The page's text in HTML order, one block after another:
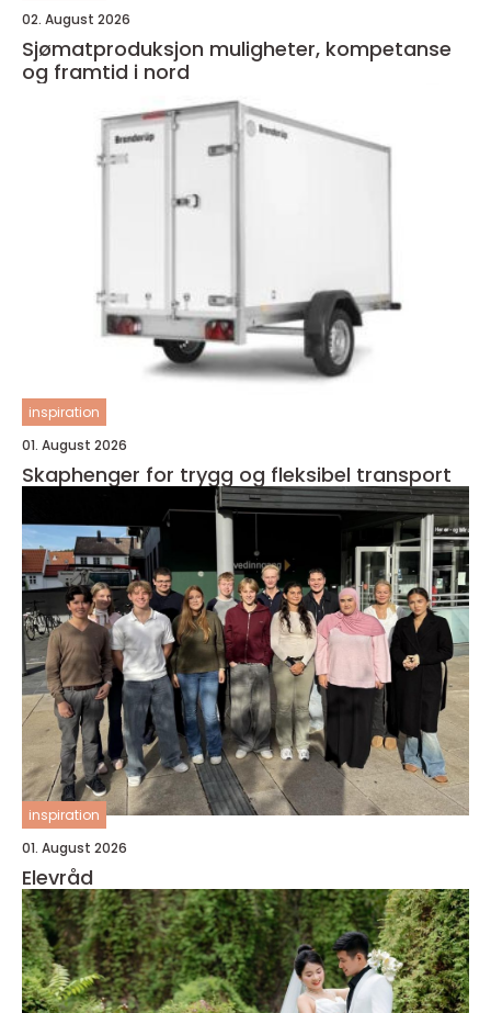
02. August 2026
Sjømatproduksjon muligheter, kompetanse
og framtid i nord
inspiration
01. August 2026
Skaphenger for trygg og fleksibel transport
inspiration
01. August 2026
Elevråd